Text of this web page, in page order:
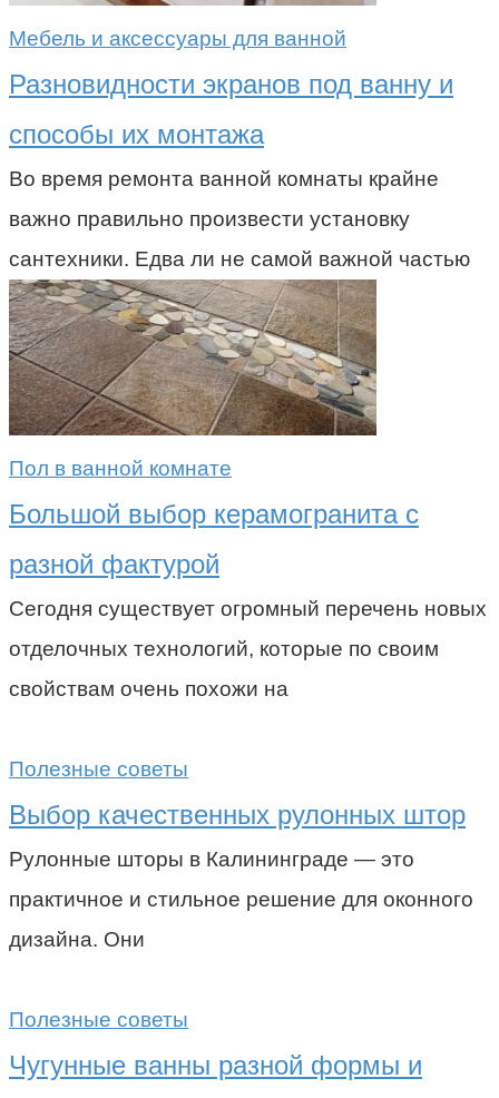
Мебель и аксессуары для ванной
Разновидности экранов под ванну и
способы их монтажа
Во время ремонта ванной комнаты крайне
важно правильно произвести установку
сантехники. Едва ли не самой важной частью
Пол в ванной комнате
Большой выбор керамогранита с
разной фактурой
Сегодня существует огромный перечень новых
отделочных технологий, которые по своим
свойствам очень похожи на
Полезные советы
Выбор качественных рулонных штор
Рулонные шторы в Калининграде — это
практичное и стильное решение для оконного
дизайна. Они
Полезные советы
Чугунные ванны разной формы и